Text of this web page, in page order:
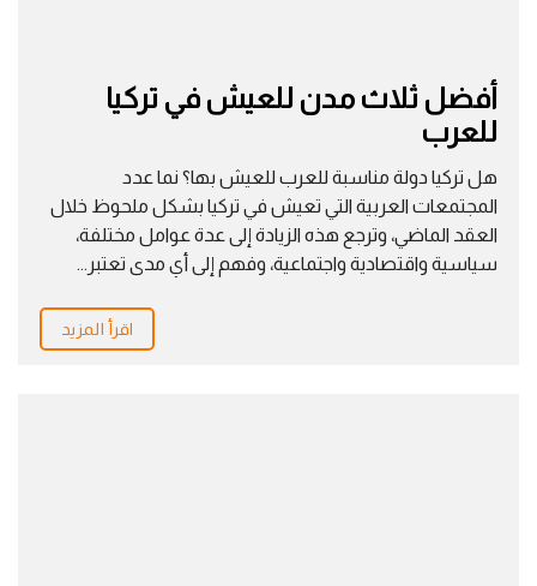
أفضل ثلاث مدن للعيش في تركيا
للعرب
هل تركيا دولة مناسبة للعرب للعيش بها؟ نما عدد
المجتمعات العربية التي تعيش في تركيا بشكل ملحوظ خلال
العقد الماضي، وترجع هذه الزيادة إلى عدة عوامل مختلفة،
سياسية واقتصادية واجتماعية، وفهم إلى أي مدى تعتبر...
اقرأ المزيد